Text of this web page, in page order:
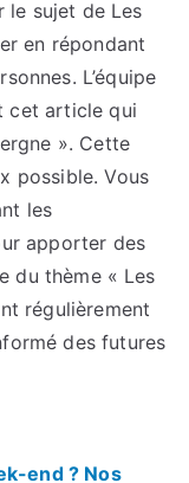
le sujet de Les
en répondant
L’équipe
cet article qui
». Cette
possible. Vous
les
apporter des
du thème « Les
régulièrement
des futures
end ? Nos